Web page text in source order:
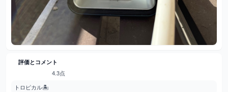
評価とコメント
4.3点
トロピカル🏝️